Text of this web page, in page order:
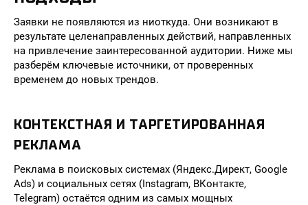
Заявки не появляются из ниоткуда. Они возникают в
результате целенаправленных действий, направленных
на привлечение заинтересованной аудитории. Ниже мы
разберём ключевые источники, от проверенных
временем до новых трендов.
КОНТЕКСТНАЯ И ТАРГЕТИРОВАННАЯ
РЕКЛАМА
Реклама в поисковых системах (Яндекс.Директ, Google
Ads) и социальных сетях (Instagram, ВКонтакте,
Telegram) остаётся одним из самых мощных